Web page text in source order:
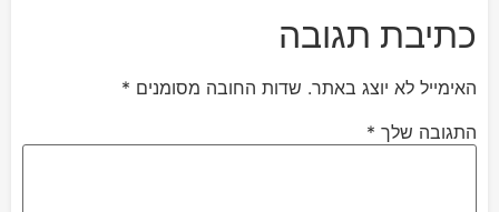
כתיבת תגובה
האימייל לא יוצג באתר. שדות החובה מסומנים *
התגובה שלך *